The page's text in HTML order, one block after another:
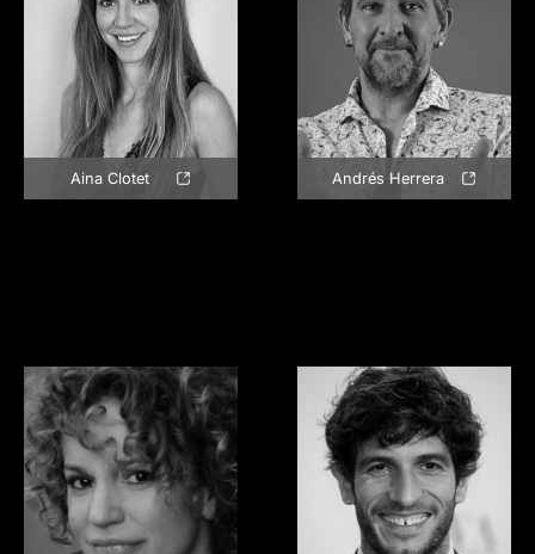
Aina Clotet Andrés Herrera